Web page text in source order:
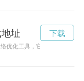
址
优化工具，它通过数据压缩
下载